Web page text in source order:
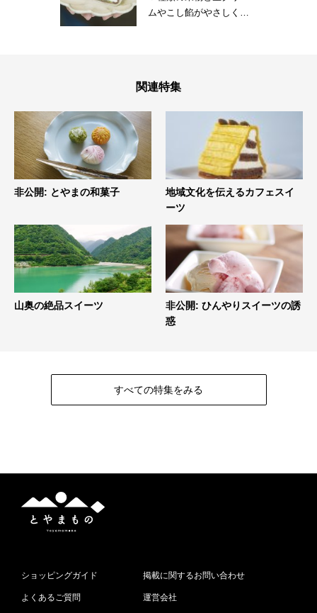
ムやこし餡がやさしく溶
関連特集
非公開: とやまの和菓子
地域文化を伝えるカフェスイ
ーツ
山奥の絶品スイーツ
非公開: ひんやりスイーツの誘
惑
すべての特集をみる
と
や
の
ショッピングガイド
よくあるご質問
掲載に関するお問い合わせ
運営会社